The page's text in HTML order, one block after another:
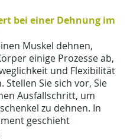
bei einer Dehnung im
Muskel dehnen,
einige Prozesse ab,
und Flexibilität
Stellen Sie sich vor, Sie
Ausfallschritt, um
zu dehnen. In
geschieht